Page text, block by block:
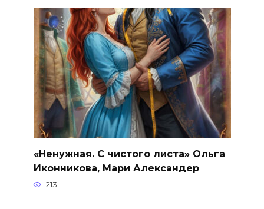
«Ненужная. С чистого листа» Ольга
Иконникова, Мари Александер
213